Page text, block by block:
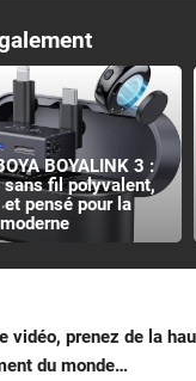
BOYALINK 3 :
sans fil polyvalent,
pensé pour la
vidéo, prenez de la
du monde…